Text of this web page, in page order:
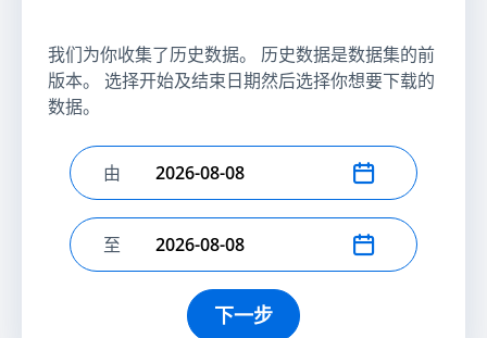
我们为你收集了历史数据。 历史数据是数据集的前
版本。 选择开始及结束日期然后选择你想要下载的
数据。
选择开始日期
由
选择结束日期
至
下一步